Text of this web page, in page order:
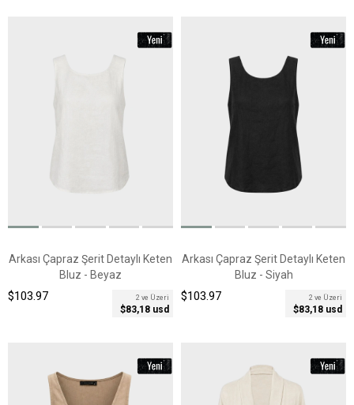
Arkası Çapraz Şerit Detaylı Keten
Bluz - Beyaz
2 ve Üzeri
$83,18 usd
$103.97
Arkası Çapraz Şerit Detaylı Keten
Bluz - Siyah
2 ve Üzeri
$83,18 usd
$103.97